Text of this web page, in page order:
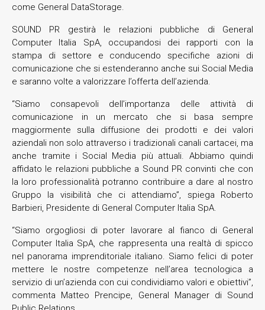
come General DataStorage.
SOUND PR gestirà le relazioni pubbliche di General
Computer Italia SpA, occupandosi dei rapporti con la
stampa di settore e conducendo specifiche azioni di
comunicazione che si estenderanno anche sui Social Media
e saranno volte a valorizzare l’offerta dell’azienda.
“Siamo consapevoli dell’importanza delle attività di
comunicazione in un mercato che si basa sempre
maggiormente sulla diffusione dei prodotti e dei valori
aziendali non solo attraverso i tradizionali canali cartacei, ma
anche tramite i Social Media più attuali. Abbiamo quindi
affidato le relazioni pubbliche a Sound PR convinti che con
la loro professionalità potranno contribuire a dare al nostro
Gruppo la visibilità che ci attendiamo”, spiega Roberto
Barbieri, Presidente di General Computer Italia SpA.
“Siamo orgogliosi di poter lavorare al fianco di General
Computer Italia SpA, che rappresenta una realtà di spicco
nel panorama imprenditoriale italiano. Siamo felici di poter
mettere le nostre competenze nell’area tecnologica a
servizio di un’azienda con cui condividiamo valori e obiettivi”,
commenta Matteo Prencipe, General Manager di Sound